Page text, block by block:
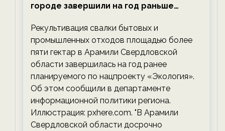
городе завершили на год раньше
экологии на ECOportal
Рекультивация свалки бытовых и
промышленных отходов площадью более
пяти гектар в Арамили Свердловской
области завершилась на год ранее
планируемого по нацпроекту «Экология».
Об этом сообщили в департаменте
информационной политики региона.
Иллюстрация: pxhere.com. "В Арамили
Свердловской области досрочно